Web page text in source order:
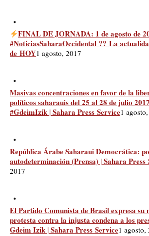
FINAL DE JORNADA: 1 de agosto de
#NoticiasSaharaOccidental ?? La
de HOY1 agosto, 2017
Masivas concentraciones en favor de la
políticos saharauis del 25 al 28 de julio
#GdeimIzik | Sahara Press Service1
República Árabe Saharaui Democrática:
autodeterminación (Prensa) | Sahara Press
2017
El Partido Comunista de Brasil expresa su
protesta contra la injusta condena a los
Gdeim Izik | Sahara Press Service1 agosto,